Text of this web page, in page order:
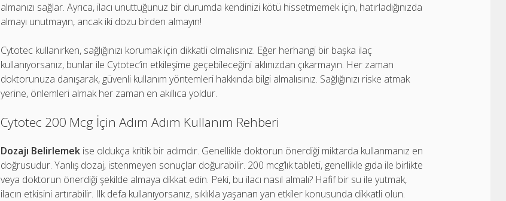
almanızı sağlar. Ayrıca, ilacı unuttuğunuz bir durumda kendinizi kötü hissetmemek için, hatırladığınızda
almayı unutmayın, ancak iki dozu birden almayın!
Cytotec kullanırken, sağlığınızı korumak için dikkatli olmalısınız. Eğer herhangi bir başka ilaç
kullanıyorsanız, bunlar ile Cytotec’in etkileşime geçebileceğini aklınızdan çıkarmayın. Her zaman
doktorunuza danışarak, güvenli kullanım yöntemleri hakkında bilgi almalısınız. Sağlığınızı riske atmak
yerine, önlemleri almak her zaman en akıllıca yoldur.
Cytotec 200 Mcg İçin Adım Adım Kullanım Rehberi
Dozajı Belirlemek ise oldukça kritik bir adımdır. Genellikle doktorun önerdiği miktarda kullanmanız en
doğrusudur. Yanlış dozaj, istenmeyen sonuçlar doğurabilir. 200 mcg’lık tableti, genellikle gıda ile birlikte
veya doktorun önerdiği şekilde almaya dikkat edin. Peki, bu ilacı nasıl almalı? Hafif bir su ile yutmak,
ilacın etkisini artırabilir. Ilk defa kullanıyorsanız, sıklıkla yaşanan yan etkiler konusunda dikkatli olun.